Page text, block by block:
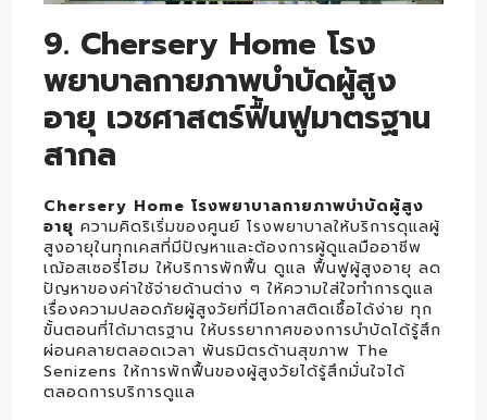
9. Chersery Home โรง
พยาบาลกายภาพบำบัดผู้สูง
อายุ เวชศาสตร์ฟื้นฟูมาตรฐาน
สากล
Chersery Home โรงพยาบาลกายภาพบำบัดผู้สูง
อายุ ความคิดริเริ่มของศูนย์ โรงพยาบาลให้บริการดุแลผู้
สูงอายุในทุกเคสที่มีปัญหาและต้องการผู้ดูแลมืออาชีพ
เฌ้อสเซอรี่โฮม ให้บริการพักฟื้น ดูแล ฟื้นฟูผู้สูงอายุ ลด
ปัญหาของค่าใช้จ่ายด้านต่าง ๆ ให้ความใส่ใจทำการดูแล
เรื่องความปลอดภัยผู้สูงวัยที่มีโอกาสติดเชื้อได้ง่าย ทุก
ขั้นตอนที่ได้มาตรฐาน ให้บรรยากาศของการบำบัดได้รู้สึก
ผ่อนคลายตลอดเวลา พันธมิตรด้านสุขภาพ The
Senizens ให้การพักฟื้นของผู้สูงวัยได้รู้สึกมั่นใจได้
ตลอดการบริการดูแล